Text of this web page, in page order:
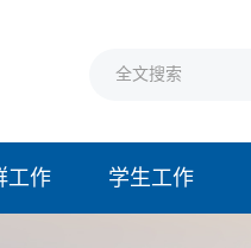
工作 学生工作